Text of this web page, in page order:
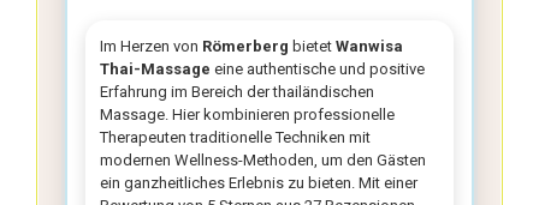
Im Herzen von Römerberg bietet Wanwisa
Thai-Massage eine authentische und positive
Erfahrung im Bereich der thailändischen
Massage. Hier kombinieren professionelle
Therapeuten traditionelle Techniken mit
modernen Wellness-Methoden, um den Gästen
ein ganzheitliches Erlebnis zu bieten. Mit einer